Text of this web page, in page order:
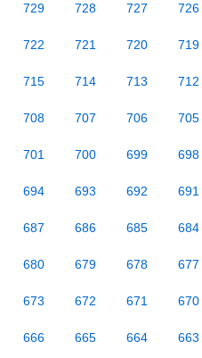
729 728 727 726
722 721 720 719
715 714 713 712
708 707 706 705
701 700 699 698
694 693 692 691
687 686 685 684
680 679 678 677
673 672 671 670
666 665 664 663